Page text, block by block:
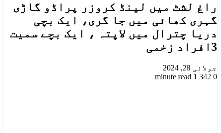
راغ لشٹ میں لینڈ کروزر پراڈو گاڑی
گہری کھائی میں جا گری، ایک بچی
دریا چترال میں لاپتہ ، ایک بچے سمیت
3افراد زخمی
جولائی 28, 2024
0
1 minute read